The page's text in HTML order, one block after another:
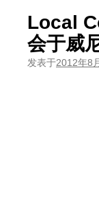
Local
会于威
发表于2012年8